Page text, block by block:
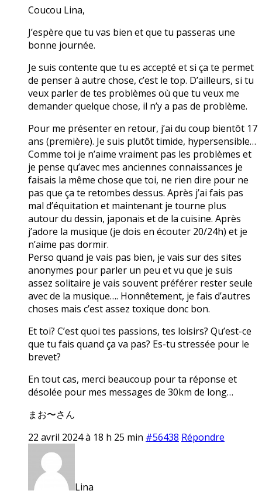
Coucou Lina,
J’espère que tu vas bien et que tu passeras une
bonne journée.
Je suis contente que tu es accepté et si ça te permet
de penser à autre chose, c’est le top. D’ailleurs, si tu
veux parler de tes problèmes où que tu veux me
demander quelque chose, il n’y a pas de problème.
Pour me présenter en retour, j’ai du coup bientôt 17
ans (première). Je suis plutôt timide, hypersensible…
Comme toi je n’aime vraiment pas les problèmes et
je pense qu’avec mes anciennes connaissances je
faisais la même chose que toi, ne rien dire pour ne
pas que ça te retombes dessus. Après j’ai fais pas
mal d’équitation et maintenant je tourne plus
autour du dessin, japonais et de la cuisine. Après
j’adore la musique (je dois en écouter 20/24h) et je
n’aime pas dormir.
Perso quand je vais pas bien, je vais sur des sites
anonymes pour parler un peu et vu que je suis
assez solitaire je vais souvent préférer rester seule
avec de la musique…. Honnêtement, je fais d’autres
choses mais c’est assez toxique donc bon.
Et toi? C’est quoi tes passions, tes loisirs? Qu’est-ce
que tu fais quand ça va pas? Es-tu stressée pour le
brevet?
En tout cas, merci beaucoup pour ta réponse et
désolée pour mes messages de 30km de long…
まお〜さん
22 avril 2024 à 18 h 25 min #56438 Répondre
Lina